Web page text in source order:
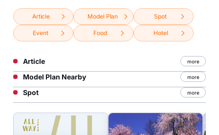
Article Model Plan Spot
Event Food Hotel
Article more
Model Plan Nearby more
Spot more